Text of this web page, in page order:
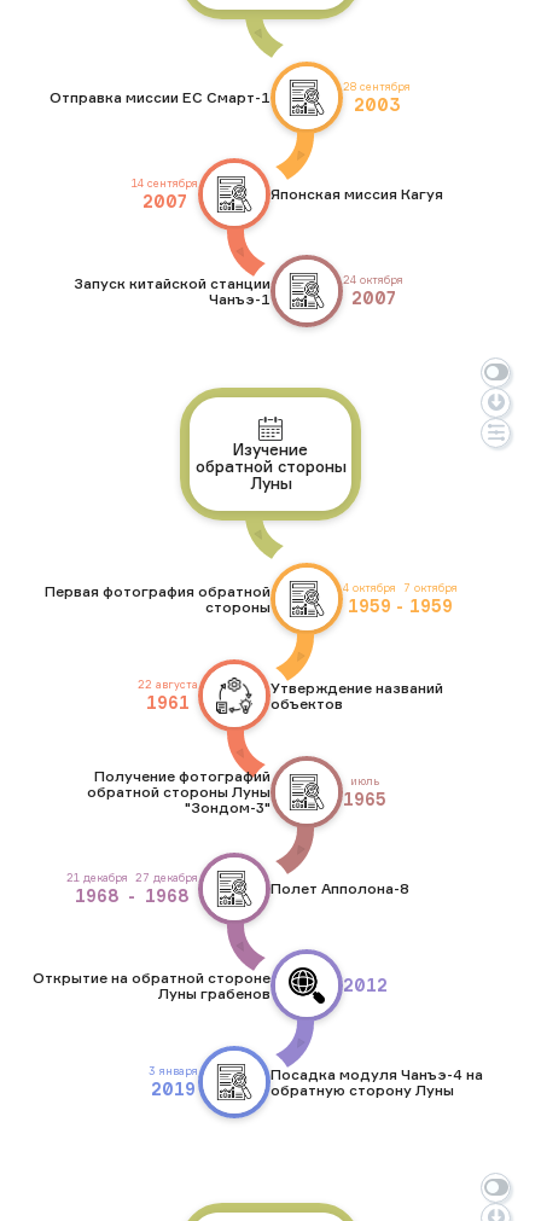
28 сентября
2003
Отправка миссии ЕС Смарт-1
14 сентября
2007 Японская миссия Кагуя
24 октября
2007
Запуск китайской станции
Чанъэ-1
Изучение
обратной стороны
Луны
4 октября
1959 -
7 октября
1959
Первая фотография обратной
стороны
22 августа
1961
Утверждение названий
объектов
июль
1965
Получение фотографий
обратной стороны Луны
"Зондом-3"
21 декабря
1968 -
27 декабря
1968 Полет Апполона-8
2012
Открытие на обратной стороне
Луны грабенов
3 января
2019
Посадка модуля Чанъэ-4 на
обратную сторону Луны